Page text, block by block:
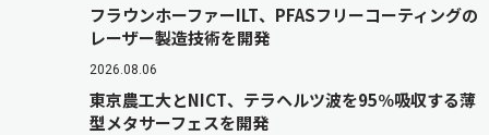
フラウンホーファーILT、PFASフリーコーティングの
レーザー製造技術を開発
2026.08.06
東京農工大とNICT、テラヘルツ波を95％吸収する薄
型メタサーフェスを開発